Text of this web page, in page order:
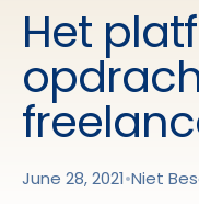
Het
June 28, 2021•Niet